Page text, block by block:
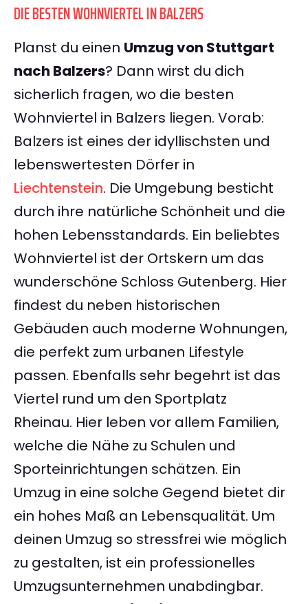
DIE BESTEN WOHNVIERTEL IN BALZERS
Planst du einen Umzug von Stuttgart
nach Balzers? Dann wirst du dich
sicherlich fragen, wo die besten
Wohnviertel in Balzers liegen. Vorab:
Balzers ist eines der idyllischsten und
lebenswertesten Dörfer in
Liechtenstein. Die Umgebung besticht
durch ihre natürliche Schönheit und die
hohen Lebensstandards. Ein beliebtes
Wohnviertel ist der Ortskern um das
wunderschöne Schloss Gutenberg. Hier
findest du neben historischen
Gebäuden auch moderne Wohnungen,
die perfekt zum urbanen Lifestyle
passen. Ebenfalls sehr begehrt ist das
Viertel rund um den Sportplatz
Rheinau. Hier leben vor allem Familien,
welche die Nähe zu Schulen und
Sporteinrichtungen schätzen. Ein
Umzug in eine solche Gegend bietet dir
ein hohes Maß an Lebensqualität. Um
deinen Umzug so stressfrei wie möglich
zu gestalten, ist ein professionelles
Umzugsunternehmen unabdingbar.